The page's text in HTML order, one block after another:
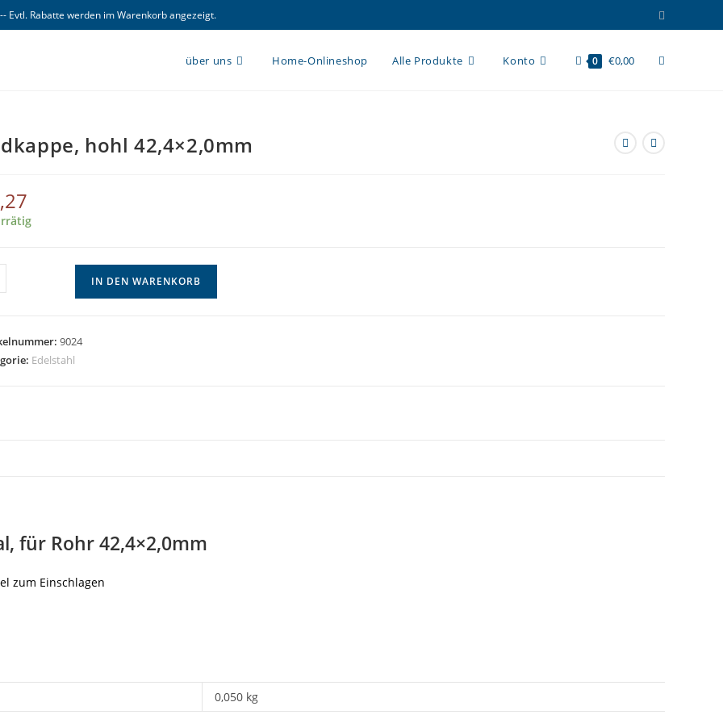
Evtl. Rabatte werden im Warenkorb angezeigt.
über uns Home-Onlineshop Alle Produkte Konto 0 €0,00 Website-
hohl 42,4×2,0mm
IN DEN WARENKORB
9024
Edelstahl
für Rohr 42,4×2,0mm
zum Einschlagen
0,050 kg